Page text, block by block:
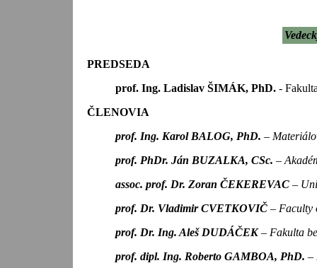
PREDSEDA
prof. Ing. Ladislav ŠIMÁK, PhD. -
ČLENOVIA
prof. Ing. Karol BALOG, PhD. –
prof. PhDr. Ján BUZALKA, CSc. –
assoc. prof. Dr. Zoran ČEKEREVAC –
prof. Dr. Vladimir CVETKOVIČ – Faculty
prof. Dr. Ing. Aleš DUDÁČEK– Fakulta
prof. dipl. Ing. Roberto GAMBOA, PhD. –